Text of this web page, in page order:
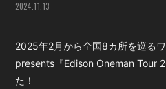
VIDEO
PROFILE
2024.11.13
2025年2月から全国8カ所を巡る
presents『Edison Oneman Tour
た！